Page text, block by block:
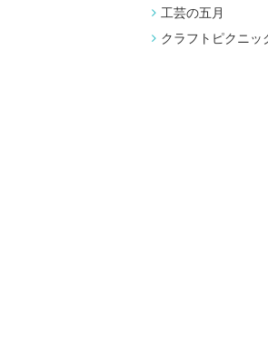
工芸の五月
クラフトピクニッ